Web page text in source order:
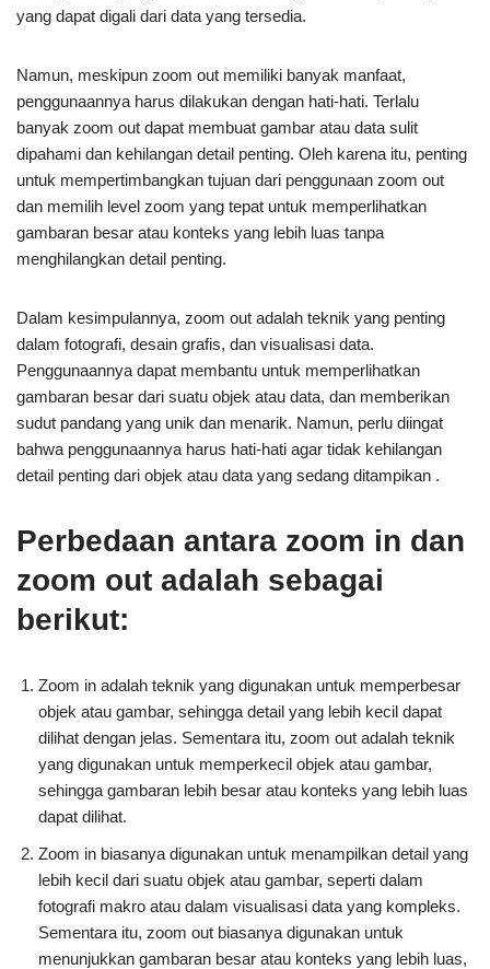
yang dapat digali dari data yang tersedia.
Namun, meskipun zoom out memiliki banyak manfaat,
penggunaannya harus dilakukan dengan hati-hati. Terlalu
banyak zoom out dapat membuat gambar atau data sulit
dipahami dan kehilangan detail penting. Oleh karena itu, penting
untuk mempertimbangkan tujuan dari penggunaan zoom out
dan memilih level zoom yang tepat untuk memperlihatkan
gambaran besar atau konteks yang lebih luas tanpa
menghilangkan detail penting.
Dalam kesimpulannya, zoom out adalah teknik yang penting
dalam fotografi, desain grafis, dan visualisasi data.
Penggunaannya dapat membantu untuk memperlihatkan
gambaran besar dari suatu objek atau data, dan memberikan
sudut pandang yang unik dan menarik. Namun, perlu diingat
bahwa penggunaannya harus hati-hati agar tidak kehilangan
detail penting dari objek atau data yang sedang ditampikan .
Perbedaan antara zoom in dan
zoom out adalah sebagai
berikut:
Zoom in adalah teknik yang digunakan untuk memperbesar
objek atau gambar, sehingga detail yang lebih kecil dapat
dilihat dengan jelas. Sementara itu, zoom out adalah teknik
yang digunakan untuk memperkecil objek atau gambar,
sehingga gambaran lebih besar atau konteks yang lebih luas
dapat dilihat.
Zoom in biasanya digunakan untuk menampilkan detail yang
lebih kecil dari suatu objek atau gambar, seperti dalam
fotografi makro atau dalam visualisasi data yang kompleks.
Sementara itu, zoom out biasanya digunakan untuk
menunjukkan gambaran besar atau konteks yang lebih luas,